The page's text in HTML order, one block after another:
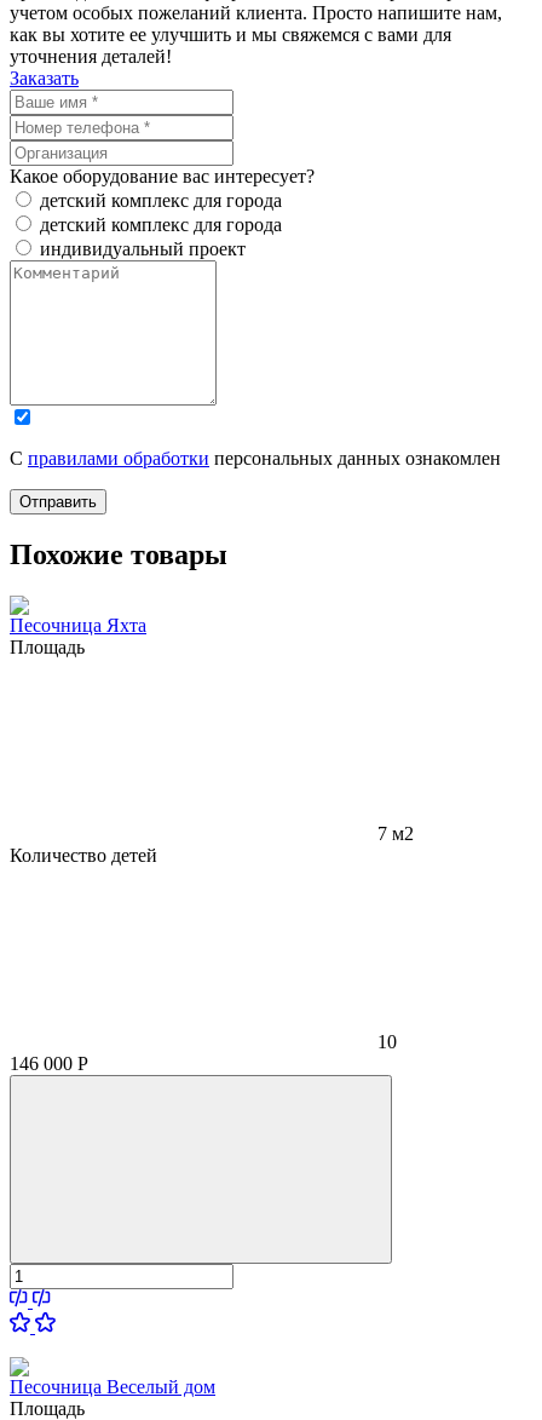
учетом особых пожеланий клиента. Просто напишите нам,
как вы хотите ее улучшить и мы свяжемся с вами для
уточнения деталей!
Заказать
Какое оборудование вас интересует?
детский комплекс для города
детский комплекс для города
индивидуальный проект
С правилами обработки персональных данных ознакомлен
Отправить
Похожие товары
Песочница Яхта
Площадь
7 м2
Количество детей
10
146 000 Р
Песочница Веселый дом
Площадь